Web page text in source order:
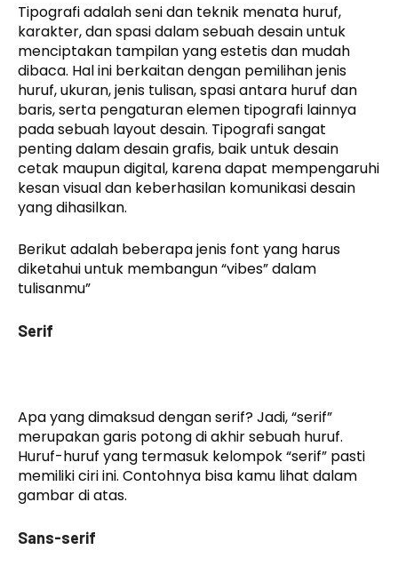
Tipografi adalah seni dan teknik menata huruf,
karakter, dan spasi dalam sebuah desain untuk
menciptakan tampilan yang estetis dan mudah
dibaca. Hal ini berkaitan dengan pemilihan jenis
huruf, ukuran, jenis tulisan, spasi antara huruf dan
baris, serta pengaturan elemen tipografi lainnya
pada sebuah layout desain. Tipografi sangat
penting dalam desain grafis, baik untuk desain
cetak maupun digital, karena dapat mempengaruhi
kesan visual dan keberhasilan komunikasi desain
yang dihasilkan.
Berikut adalah beberapa jenis font yang harus
diketahui untuk membangun “vibes” dalam
tulisanmu”
Serif
Apa yang dimaksud dengan serif? Jadi, “serif”
merupakan garis potong di akhir sebuah huruf.
Huruf-huruf yang termasuk kelompok “serif” pasti
memiliki ciri ini. Contohnya bisa kamu lihat dalam
gambar di atas.
Sans-serif